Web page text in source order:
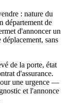
: nature du
département de
d'annoncer un
sans
de la porte, état
d'assurance.
une urgence —
et l'annonce